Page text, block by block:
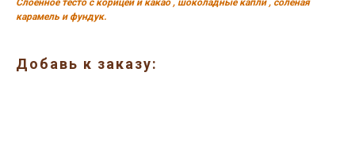
Слоенное тесто с корицей и какао , шоколадные капли , соленая
карамель и фундук.
Добавь к заказу: